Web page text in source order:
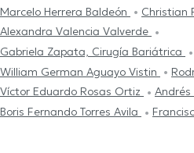
Marcelo Herrera Baldeón
Christian
Alexandra Valencia Valverde
Gabriela Zapata, Cirugía Bariátrica
William German Aguayo Vistin
Víctor Eduardo Rosas Ortiz
Boris Fernando Torres Avila